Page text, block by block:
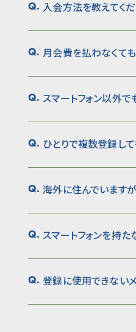
Q. 入会方法を教えてくだ
Q. 月会費を払わなくて
Q. スマートフォン以外で
Q. ひとりで複数登録し
Q. 海外に住んでいますが
Q. スマートフォンを持
Q. 登録に使用できない